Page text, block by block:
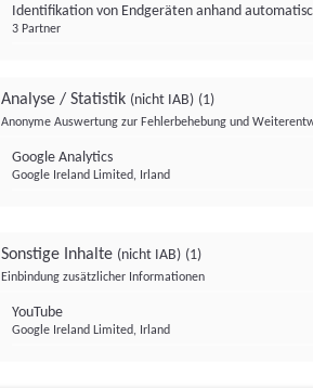
Identifikation von Endgeräten anhand
3 Partner
Analyse / Statistik (nicht IAB) (1)
Anonyme Auswertung zur Fehlerbehebung und
Google Analytics
Google Ireland Limited, Irland
Sonstige Inhalte (nicht IAB) (1)
Einbindung zusätzlicher Informationen
YouTube
Google Ireland Limited, Irland